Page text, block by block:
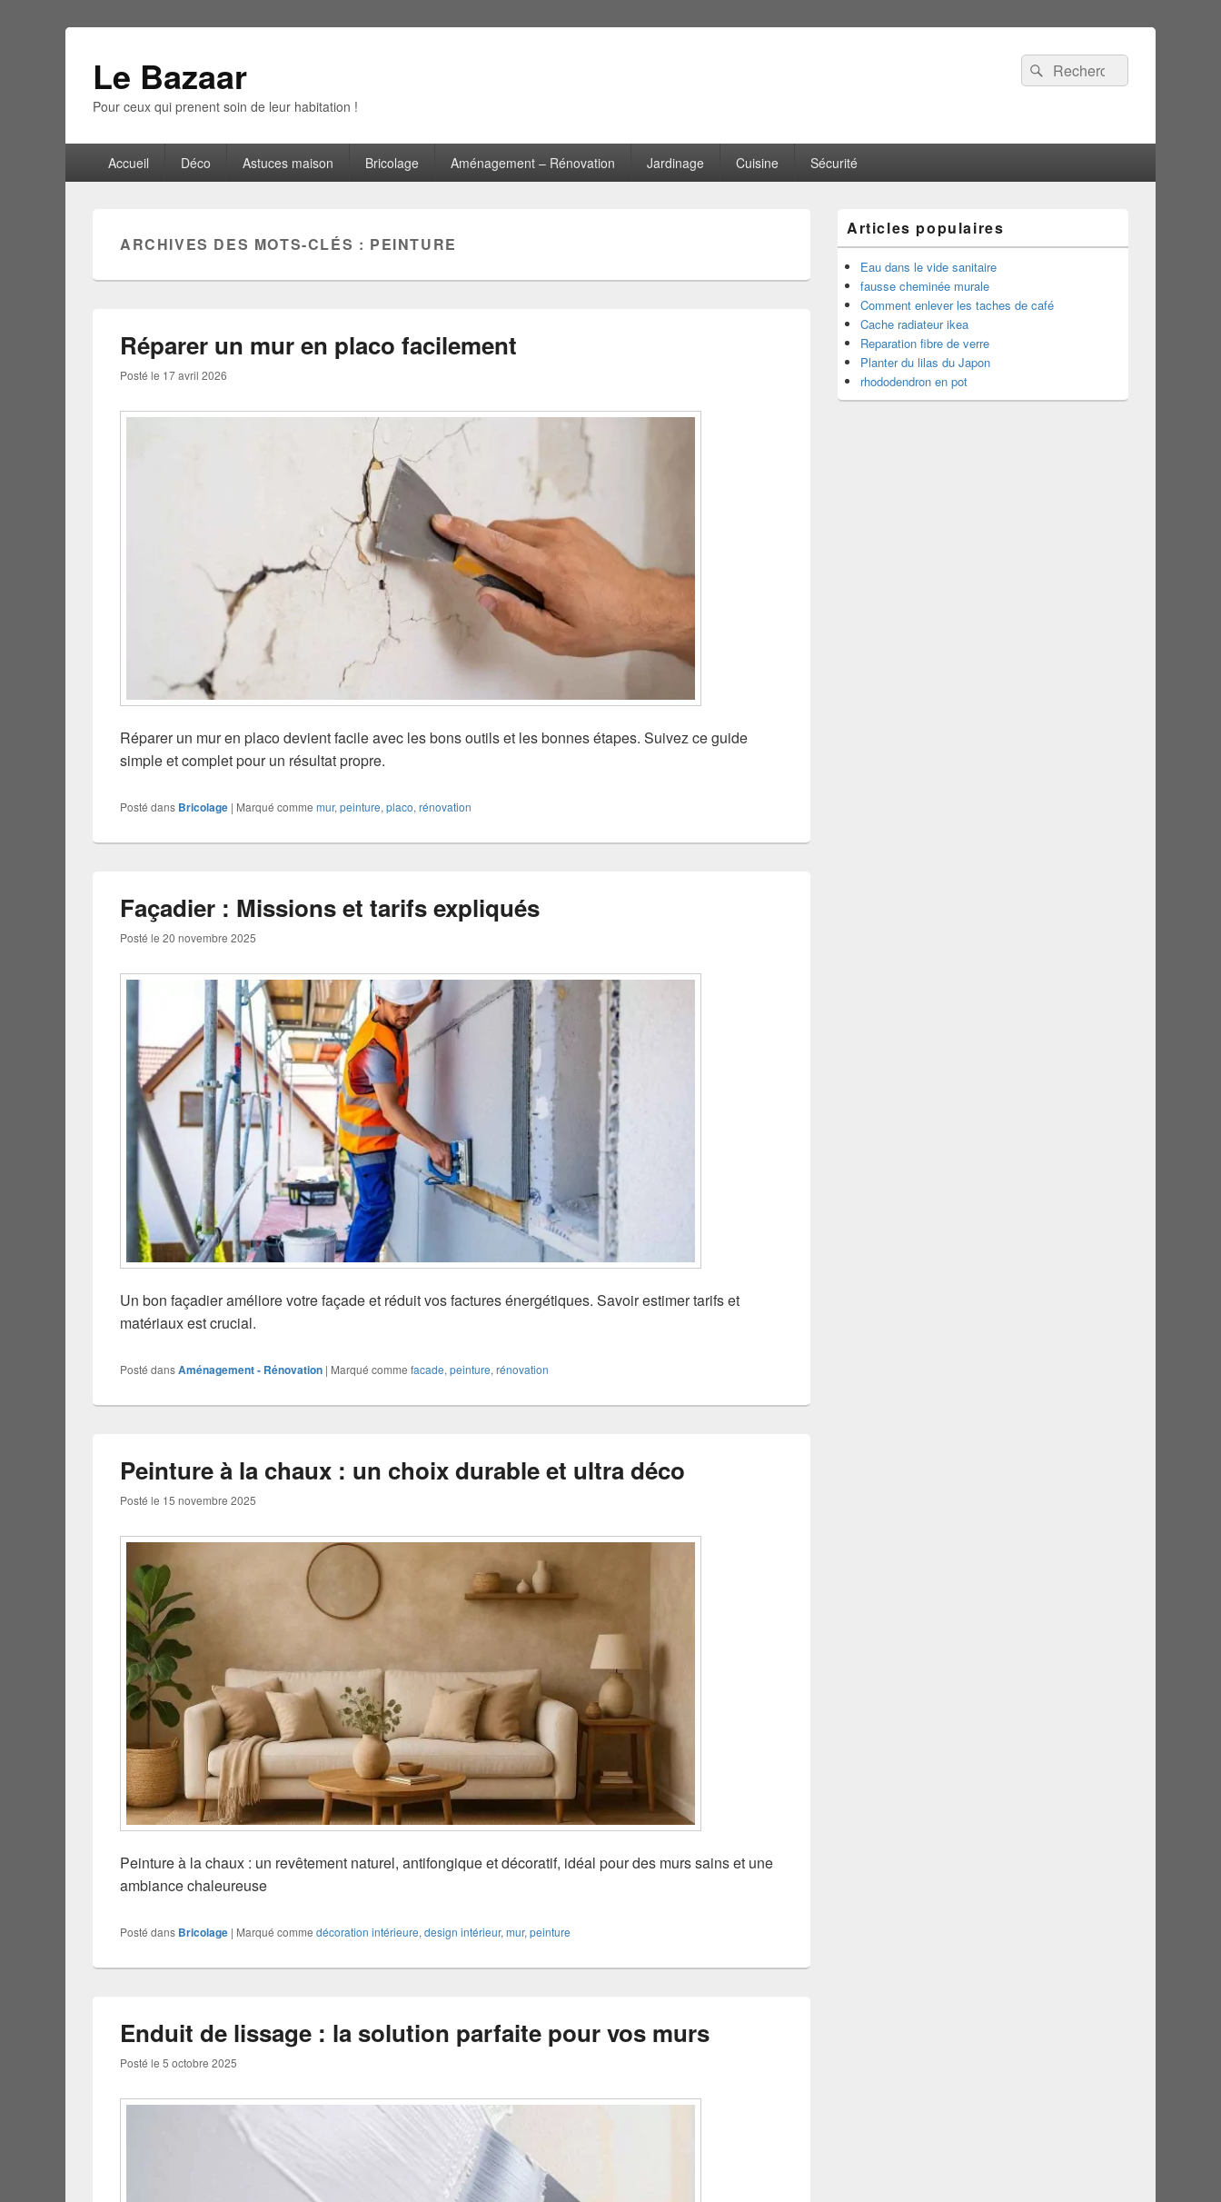
Le Bazaar
Pour ceux qui prenent soin de leur habitation !
Recherche :
Rechercher
principalAccueil Déco Astuces maison Bricolage Aménagement – Rénovation Jardinage Cuisine Sécurité
ARCHIVES DES MOTS-CLÉS : PEINTURE
Réparer un mur en placo facilement
Posté le 17 avril 2026
Réparer un mur en placo devient facile avec les bons outils et les bonnes étapes. Suivez ce guide
simple et complet pour un résultat propre.
Posté dans Bricolage | Marqué comme mur, peinture, placo, rénovation
Façadier : Missions et tarifs expliqués
Posté le 20 novembre 2025
Un bon façadier améliore votre façade et réduit vos factures énergétiques. Savoir estimer tarifs et
matériaux est crucial.
Posté dansAménagement - Rénovation | Marqué comme facade, peinture, rénovation
Peinture à la chaux : un choix durable et ultra déco
Posté le 15 novembre 2025
Peinture à la chaux : un revêtement naturel, antifongique et décoratif, idéal pour des murs sains et une
ambiance chaleureuse
Posté dans Bricolage | Marqué comme décoration intérieure, design intérieur, mur, peinture
Enduit de lissage : la solution parfaite pour vos murs
Posté le 5 octobre 2025
Articles populaires
Eau dans le vide sanitaire
fausse cheminée murale
Comment enlever les taches de café
Cache radiateur ikea
Reparation fibre de verre
Planter du lilas du Japon
rhododendron en pot